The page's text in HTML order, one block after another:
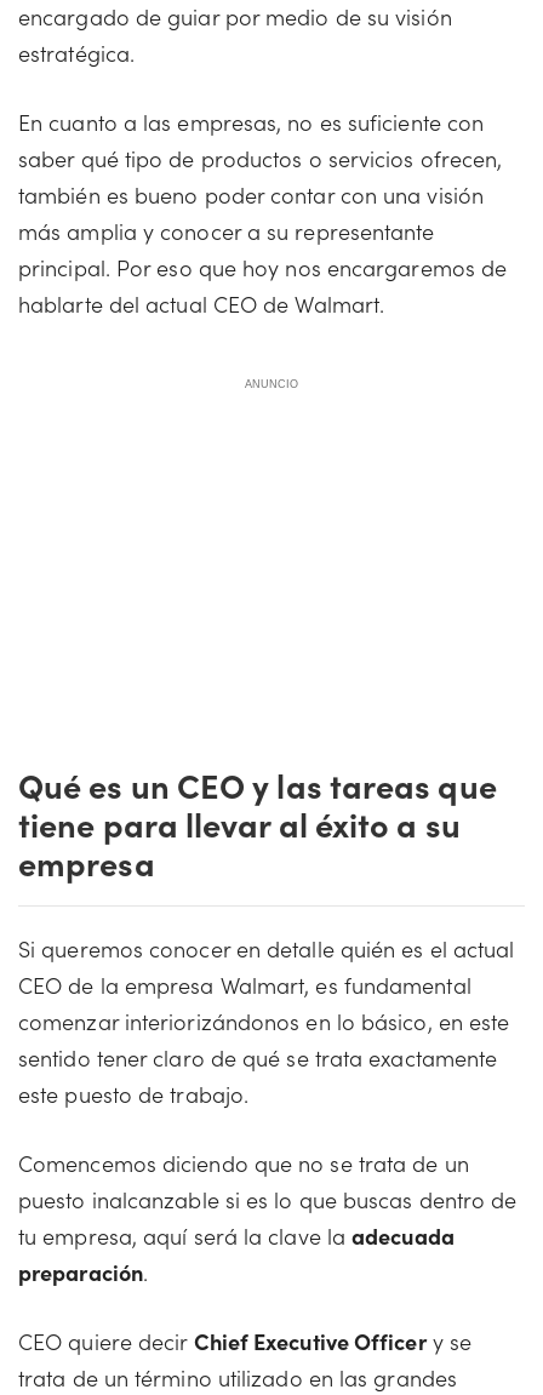
encargado de guiar por medio de su visión
estratégica.
En cuanto a las empresas, no es suficiente con
saber qué tipo de productos o servicios ofrecen,
también es bueno poder contar con una visión
más amplia y conocer a su representante
principal. Por eso que hoy nos encargaremos de
hablarte del actual CEO de Walmart.
ANUNCIO
Qué es un CEO y las tareas que
tiene para llevar al éxito a su
empresa
Si queremos conocer en detalle quién es el actual
CEO de la empresa Walmart, es fundamental
comenzar interiorizándonos en lo básico, en este
sentido tener claro de qué se trata exactamente
este puesto de trabajo.
Comencemos diciendo que no se trata de un
puesto inalcanzable si es lo que buscas dentro de
tu empresa, aquí será la clave laadecuada
preparación.
CEO quiere decir Chief Executive Officery se
trata de un término utilizado en las grandes